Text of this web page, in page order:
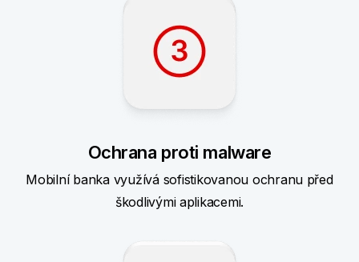
Ochrana proti malware
Mobilní banka využívá sofistikovanou ochranu před
škodlivými aplikacemi.